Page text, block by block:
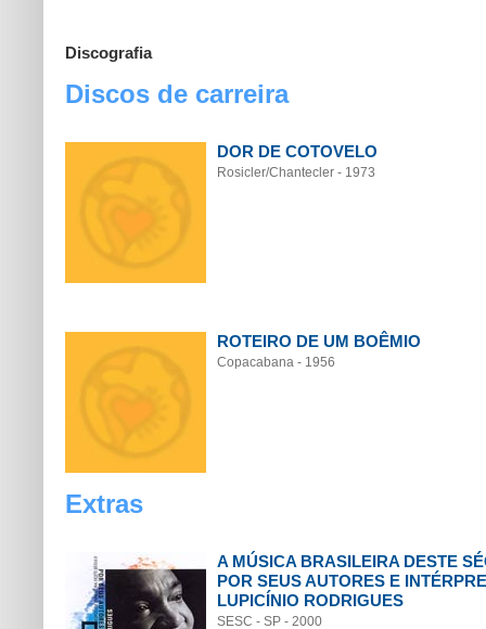
Discografia
Discos de carreira
DOR DE COTOVELO
Rosicler/Chantecler - 1973
ROTEIRO DE UM BOÊMIO
Copacabana - 1956
Extras
A MÚSICA BRASILEIRA DESTE
POR SEUS AUTORES E
LUPICÍNIO RODRIGUES
SESC - SP - 2000